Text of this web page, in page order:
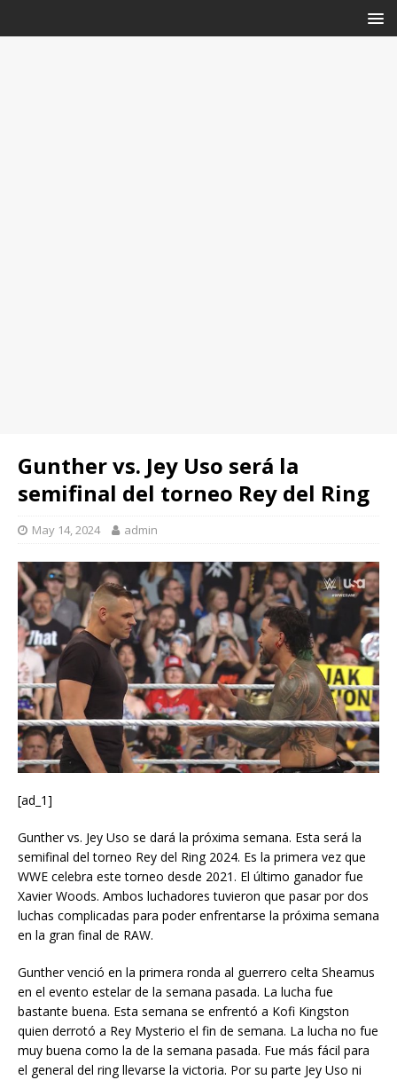
Gunther vs. Jey Uso será la
semifinal del torneo Rey del Ring
May 14, 2024 admin
[ad_1]
Gunther vs. Jey Uso se dará la próxima semana. Esta será la
semifinal del torneo Rey del Ring 2024. Es la primera vez que
WWE celebra este torneo desde 2021. El último ganador fue
Xavier Woods. Ambos luchadores tuvieron que pasar por dos
luchas complicadas para poder enfrentarse la próxima semana
en la gran final de RAW.
Gunther venció en la primera ronda al guerrero celta Sheamus
en el evento estelar de la semana pasada. La lucha fue
bastante buena. Esta semana se enfrentó a Kofi Kingston
quien derrotó a Rey Mysterio el fin de semana. La lucha no fue
muy buena como la de la semana pasada. Fue más fácil para
el general del ring llevarse la victoria. Por su parte Jey Uso ni